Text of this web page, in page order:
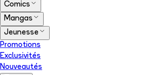
Comics
Mangas
Jeunesse
Promotions
Exclusivités
Nouveautés